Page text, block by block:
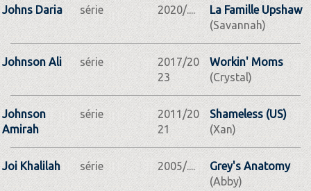
Johns Daria série 2020/....
La Famille Upshaw
(Savannah)
Johnson Ali série
2017/20
23
Workin' Moms
(Crystal)
Johnson
Amirah
série
2011/20
21
Shameless (US)
(Xan)
Joi Khalilah série 2005/....
Grey's Anatomy
(Abby)